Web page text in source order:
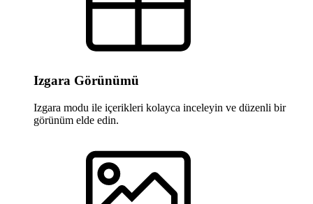
Izgara Görünümü
Izgara modu ile içerikleri kolayca inceleyin ve düzenli bir
görünüm elde edin.